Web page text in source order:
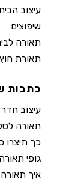
עיצוב
שיפוצים
תאורה
תאורת חוץ
כתבות
עיצוב
תאורה
כך תיצרו
גופי
איך